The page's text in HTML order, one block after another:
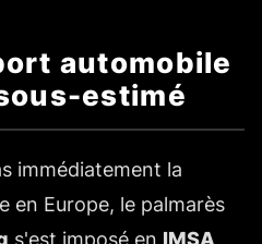
automobile
estimé
immédiatement la
en Europe, le palmarès
s'est imposé en IMSA